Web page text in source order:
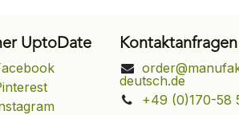
Kontaktanfragen
deutsch.de
+49 (0)170-58
UptoDate